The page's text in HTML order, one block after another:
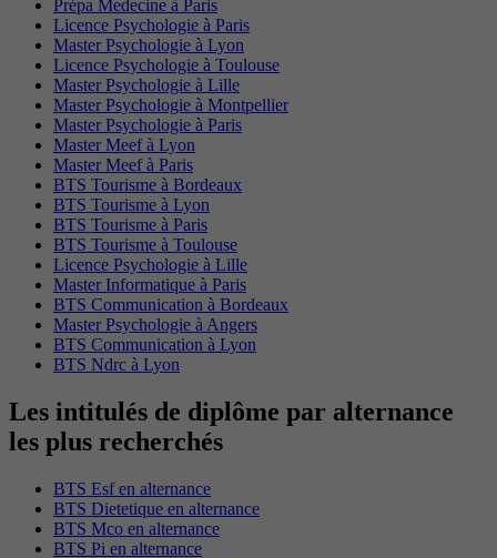
Prépa Medecine à Paris
Licence Psychologie à Paris
Master Psychologie à Lyon
Licence Psychologie à Toulouse
Master Psychologie à Lille
Master Psychologie à Montpellier
Master Psychologie à Paris
Master Meef à Lyon
Master Meef à Paris
BTS Tourisme à Bordeaux
BTS Tourisme à Lyon
BTS Tourisme à Paris
BTS Tourisme à Toulouse
Licence Psychologie à Lille
Master Informatique à Paris
BTS Communication à Bordeaux
Master Psychologie à Angers
BTS Communication à Lyon
BTS Ndrc à Lyon
Les intitulés de diplôme par alternance
les plus recherchés
BTS Esf en alternance
BTS Dietetique en alternance
BTS Mco en alternance
BTS Pi en alternance